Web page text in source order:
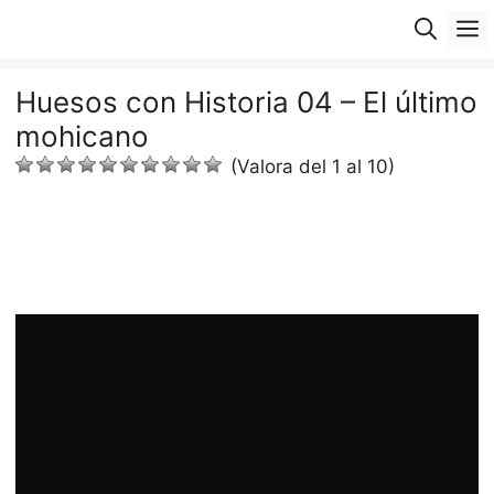
Huesos con Historia 04 – El último
mohicano
(Valora del 1 al 10)